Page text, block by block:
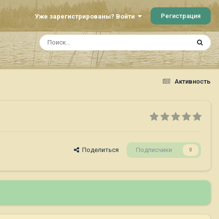
Уже зарегистрированы? Войти Регистрация
Активность
Поделиться Подписчики 0